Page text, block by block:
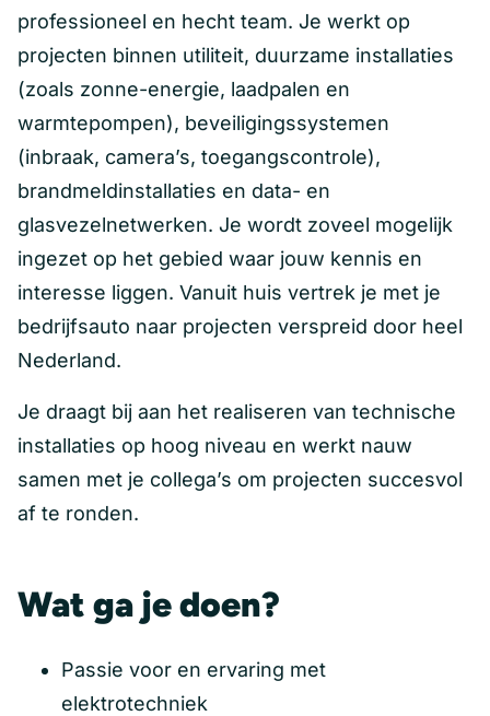
professioneel en hecht team. Je werkt op
projecten binnen utiliteit, duurzame installaties
(zoals zonne-energie, laadpalen en
warmtepompen), beveiligingssystemen
(inbraak, camera’s, toegangscontrole),
brandmeldinstallaties en data- en
glasvezelnetwerken. Je wordt zoveel mogelijk
ingezet op het gebied waar jouw kennis en
interesse liggen. Vanuit huis vertrek je met je
bedrijfsauto naar projecten verspreid door heel
Nederland.
Je draagt bij aan het realiseren van technische
installaties op hoog niveau en werkt nauw
samen met je collega’s om projecten succesvol
af te ronden.
Wat ga je doen?
Passie voor en ervaring met
elektrotechniek